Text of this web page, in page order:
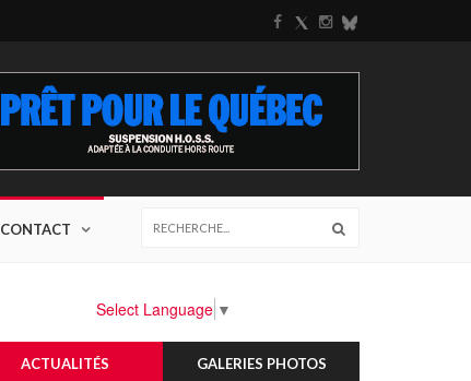
CONTACT
Select Language ▼
ACTUALITÉS GALERIES PHOTOS